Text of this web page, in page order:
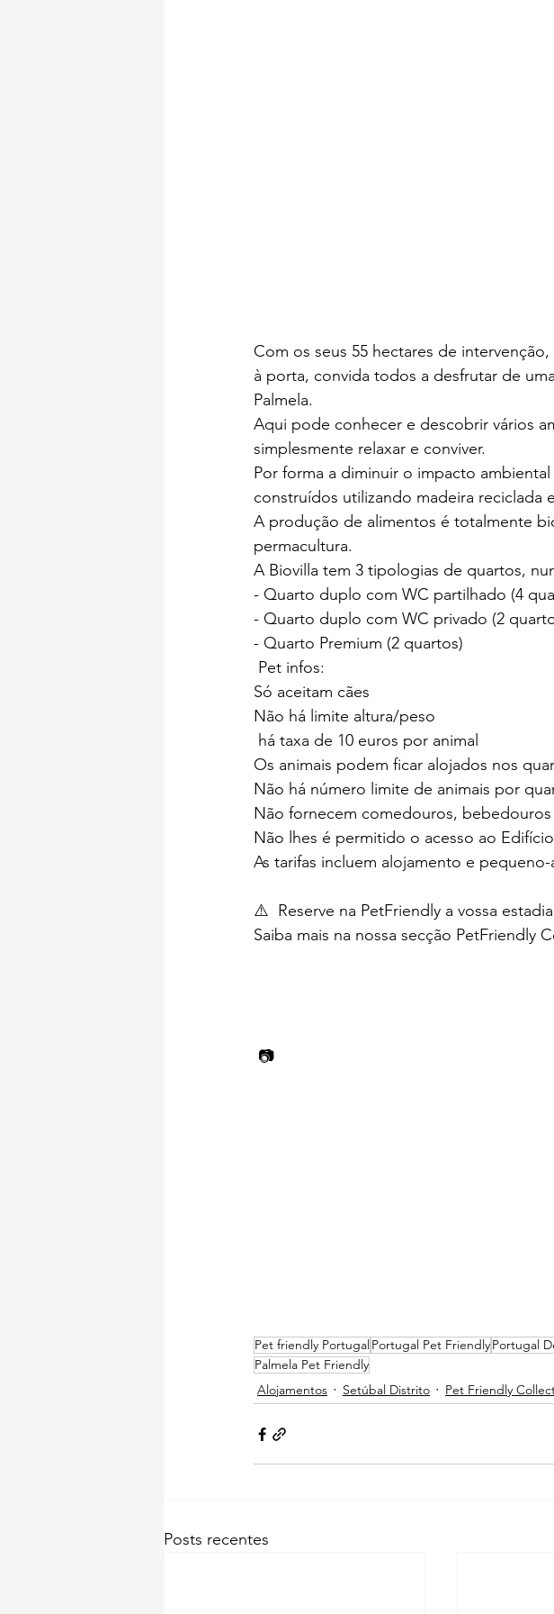
Com os seus 55 hectares de
à porta, convida todos a desfrutar de
Palmela.
Aqui pode conhecer e descobrir vários
simplesmente relaxar e conviver.
Por forma a diminuir o impacto
construídos utilizando madeira reciclada
A produção de alimentos é totalmente
permacultura.
A Biovilla tem 3 tipologias de quartos,
- Quarto duplo com WC partilhado (4
- Quarto duplo com WC privado (2
- Quarto Premium (2 quartos)
Pet infos:
Só aceitam cães
Não há limite altura/peso
há taxa de 10 euros por animal
Os animais podem ficar alojados nos
Não há número limite de animais por
Não fornecem comedouros, bebedouros
Não lhes é permitido o acesso ao
As tarifas incluem alojamento e
⚠️  Reserve na PetFriendly a vossa
Saiba mais na nossa secção PetFriendly
📷
Pet friendly PortugalPortugal Pet FriendlyPortugal
Palmela Pet Friendly
Alojamentos
Setúbal Distrito Pet Friendly
Posts recentes